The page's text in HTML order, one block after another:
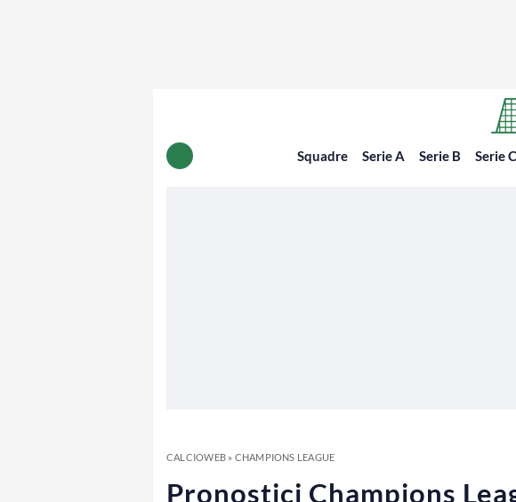
Squadre Serie A Serie B Serie C
CALCIOWEB» CHAMPIONS LEAGUE
Pronostici Champions